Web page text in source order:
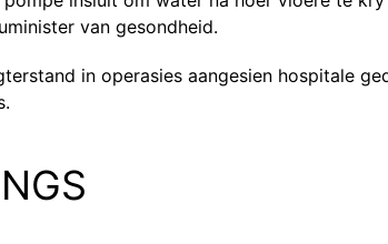
van gesondheid.
in operasies aangesien hospitale